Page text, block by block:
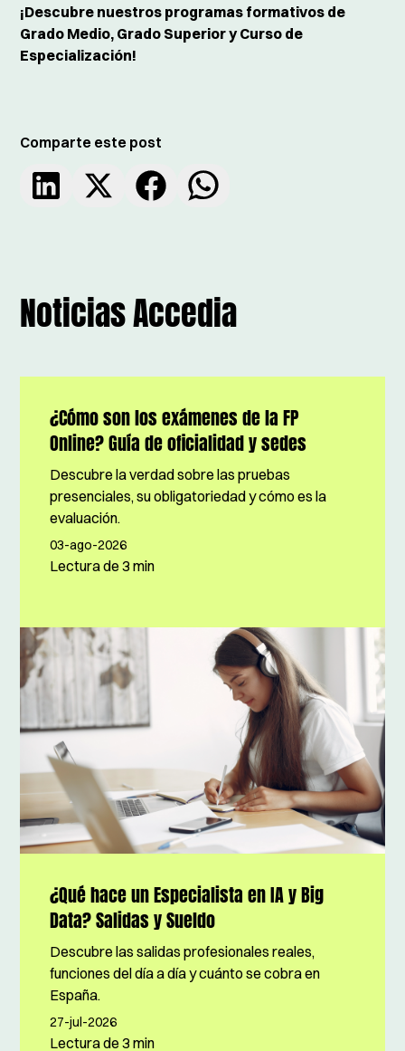
¡Descubre nuestros programas formativos de
Grado Medio, Grado Superior y Curso de
Especialización!
Comparte este post
Noticias Accedia
¿Cómo son los exámenes de la FP
Online? Guía de oficialidad y sedes
Descubre la verdad sobre las pruebas
presenciales, su obligatoriedad y cómo es la
evaluación.
03-ago-2026
Lectura de3 min
¿Qué hace un Especialista en IA y Big
Data? Salidas y Sueldo
Descubre las salidas profesionales reales,
funciones del día a día y cuánto se cobra en
España.
27-jul-2026
Lectura de3 min